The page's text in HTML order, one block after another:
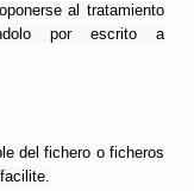
al tratamiento
por escrito a
del fichero o ficheros